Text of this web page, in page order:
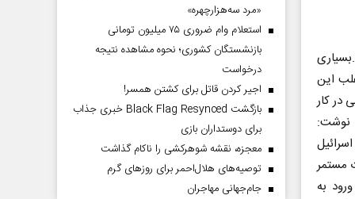
این
در کار
نوشت:
مستمر
به
«مرد سه‌هزارچهره»
استعلام وام ضروری ۷۵ میلیون تومانی
بازنشستگان کشوری؛ نحوه مشاهده نتیجه
درخواست
اجیر کردن قاتل برای کشتن همسر!
بازگشت Black Flag Resynced خبری جذاب
برای دوستداران بازی
معجزه، نقشه شوهرکشی را ناکام گذاشت
توصیه‌های هلال‌احمر برای روز‌های گرم
جام‌جهانی مهاجران